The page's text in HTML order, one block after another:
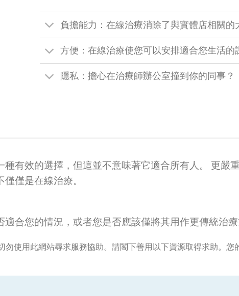
負擔能力：在線治療消除了與實體店相關的
方便：在線治療使您可以安排適合您生活的
隱私：擔心在治療師辦公室撞到你的同事？
有效的選擇，但這並不意味著它適合所有人。 更嚴
僅是在線治療。
合您的情況，或者您是否應該僅將其用作更傳統治療
勿使用此網站尋求服務協助。請閣下善用以下資源取得求助。